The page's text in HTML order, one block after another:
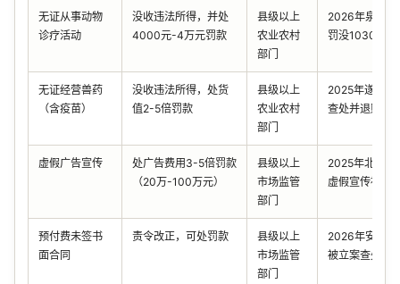
无证从事动物
诊疗活动
没收违法所得，并处
4000元-4万元罚款
县级以上
农业农村
部门
2026年泉州某
罚没10301元
无证经营兽药
（含疫苗）
没收违法所得，处货
值2-5倍罚款
县级以上
农业农村
部门
2025年遂溪县
查处并退赔
虚假广告宣传
处广告费用3-5倍罚款
（20万-100万元）
县级以上
市场监管
部门
2025年北海环
虚假宣传被处
预付费未签书
面合同
责令改正，可处罚款
县级以上
市场监管
部门
2026年安徽某
被立案查处